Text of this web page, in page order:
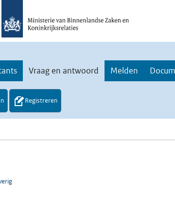
Vraag en antwoord Melden
Registreren